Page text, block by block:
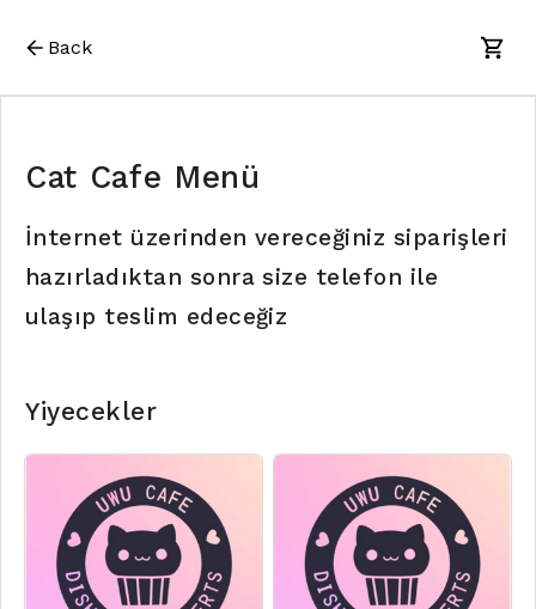
Back
Cat Cafe Menü
İnternet üzerinden vereceğiniz siparişleri
hazırladıktan sonra size telefon ile
ulaşıp teslim edeceğiz
Yiyecekler